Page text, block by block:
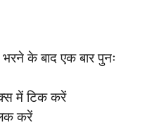
के बाद एक बार पुनः
में टिक करें
करें